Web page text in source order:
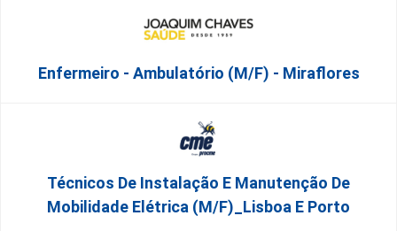
Enfermeiro - Ambulatório (M/F) - Miraflores
Técnicos De Instalação E Manutenção De
Mobilidade Elétrica (m/f)_Lisboa E Porto